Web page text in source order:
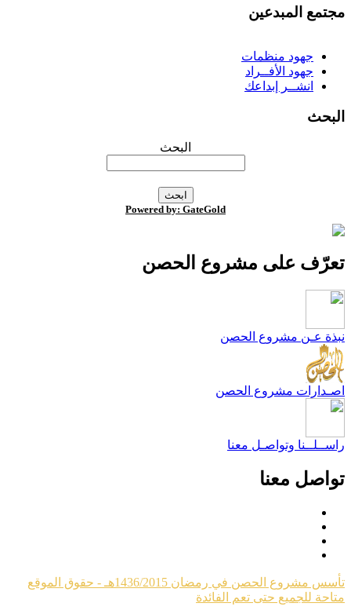
المبدعين
جهود منظمات
جهود الأفــراد
انشــر إبداعك
البحث
Powered by: GateGold
على مشروع الحصن
عـن مشروع الحصن
مشروع الحصن
وتواصـل معنا
معنا
تأسس مشروع الحصن في رمضان 1436/2015هـ - حقوق الموقع
للجميع حتى تعم الفائدة